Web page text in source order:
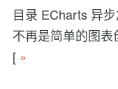
目录 ECharts 异
不再是简单的图
[ »